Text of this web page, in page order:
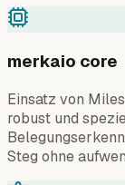
merkaio core
Einsatz von
robust und
Steg ohne